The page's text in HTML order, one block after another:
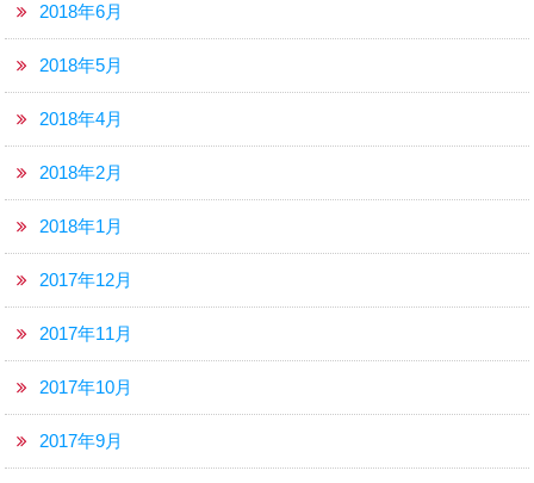
2018年6月
2018年5月
2018年4月
2018年2月
2018年1月
2017年12月
2017年11月
2017年10月
2017年9月